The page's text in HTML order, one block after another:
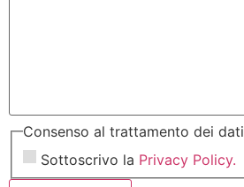
Consenso al trattamento dei dati
Sottoscrivo la Privacy Policy.